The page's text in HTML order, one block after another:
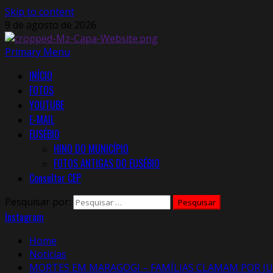
Skip to content
9 de agosto de 2026
Primary Menu
INÍCIO
FOTOS
YOUTUBE
E-MAIL
EUSÉBIO
HINO DO MUNICÍPIO
FOTOS ANTIGAS DO EUSÉBIO
Consultar CEP
Pesquisar por:
Instagram
Home
Notícias
MORTES EM MARAGOGI – FAMÍLIAS CLAMAM POR